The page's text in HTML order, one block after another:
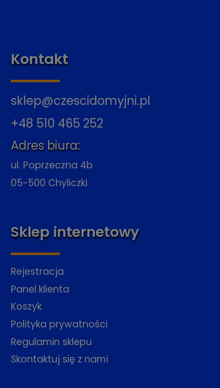
Kontakt
sklep@czescidomyjni.pl
+48 510 465 252
Adres biura:
ul. Poprzeczna 4b
05-500 Chyliczki
Sklep internetowy
Rejestracja
Panel klienta
Koszyk
Polityka prywatności
Regulamin sklepu
Skontaktuj się z nami